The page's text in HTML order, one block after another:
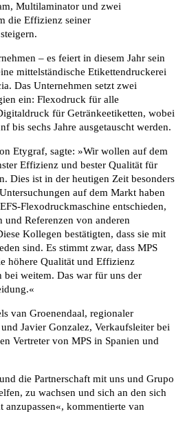
Multilaminator und zwei
die Effizienz seiner
– es feiert in diesem Jahr sein
mittelständische Etikettendruckerei
Das Unternehmen setzt zwei
ein: Flexodruck für alle
für Getränkeetiketten, wobei
bis sechs Jahre ausgetauscht werden.
Etygraf, sagte: »Wir wollen auf dem
Effizienz und bester Qualität für
Dies ist in der heutigen Zeit besonders
auf dem Markt haben
Flexodruckmaschine entschieden,
und Referenzen von anderen
Kollegen bestätigten, dass sie mit
sind. Es stimmt zwar, dass MPS
höhere Qualität und Effizienz
bei weitem. Das war für uns der
van Groenendaal, regionaler
Javier Gonzalez, Verkaufsleiter bei
Vertreter von MPS in Spanien und
die Partnerschaft mit uns und Grupo
zu wachsen und sich an den sich
anzupassen«, kommentierte van